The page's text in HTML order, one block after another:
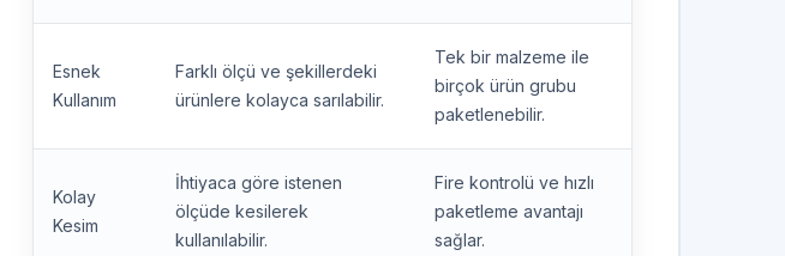
Esnek
Kullanım
Farklı ölçü ve şekillerdeki
ürünlere kolayca sarılabilir.
Tek bir malzeme ile
birçok ürün grubu
paketlenebilir.
Kolay
Kesim
İhtiyaca göre istenen
ölçüde kesilerek
kullanılabilir.
Fire kontrolü ve hızlı
paketleme avantajı
sağlar.